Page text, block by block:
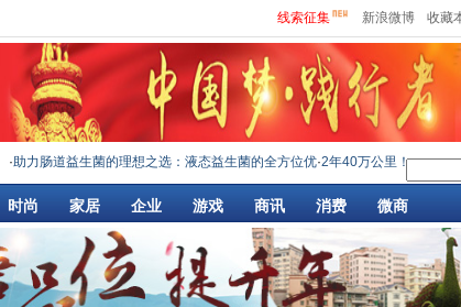
线索征集 新浪微博 收藏
助力肠道益生菌的理想之选：液态益生菌的全方位优·2年40万公里！宇通重卡
时尚 家居 企业 游戏 商讯 消费 微商